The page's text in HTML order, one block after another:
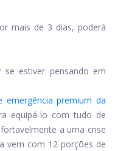
mais de 3 dias, poderá
estiver pensando em
emergência premium da
equipá-lo com tudo de
a uma crise
vem com 12 porções de